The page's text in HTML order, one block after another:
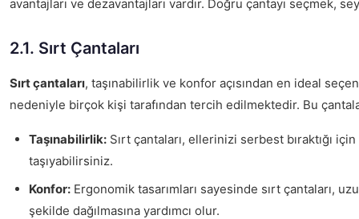
avantajları ve dezavantajları vardır. Doğru çantayı seçmek,
2.1. Sırt Çantaları
Sırt çantaları, taşınabilirlik ve konfor açısından en ideal
nedeniyle birçok kişi tarafından tercih edilmektedir. Bu
Taşınabilirlik: Sırt çantaları, ellerinizi serbest bıraktığı
taşıyabilirsiniz.
Konfor: Ergonomik tasarımları sayesinde sırt çantaları,
şekilde dağılmasına yardımcı olur.